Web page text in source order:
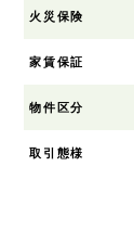
火災保険
家賃保証
物件区分
取引態様